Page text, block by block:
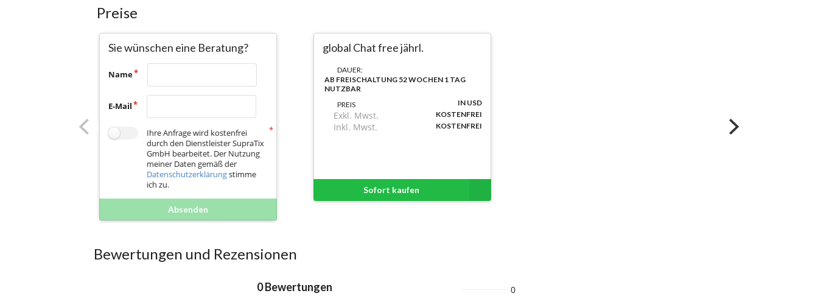
Preise
Sie wünschen eine Beratung?
Name
E-Mail
Ihre Anfrage wird kostenfrei
durch den Dienstleister SupraTix
GmbH bearbeitet. Der Nutzung
meiner Daten gemäß der
Datenschutzerklärungstimme
ich zu.
Absenden
global Chat free jährl.
DAUER:
AB FREISCHALTUNG 52 WOCHEN 1 TAG
NUTZBAR
PREIS
IN USD
Exkl. Mwst. KOSTENFREI
Inkl. Mwst. KOSTENFREI
Sofort kaufen
Bewertungen und Rezensionen
0 Bewertungen
0